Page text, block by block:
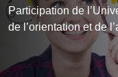
Participation de
de l’orientation et de